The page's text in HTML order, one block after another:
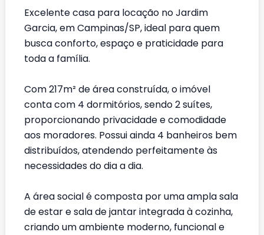
Excelente casa para locação no Jardim
Garcia, em Campinas/SP, ideal para quem
busca conforto, espaço e praticidade para
toda a família.
Com 217m² de área construída, o imóvel
conta com 4 dormitórios, sendo 2 suítes,
proporcionando privacidade e comodidade
aos moradores. Possui ainda 4 banheiros bem
distribuídos, atendendo perfeitamente às
necessidades do dia a dia.
A área social é composta por uma ampla sala
de estar e sala de jantar integrada à cozinha,
criando um ambiente moderno, funcional e